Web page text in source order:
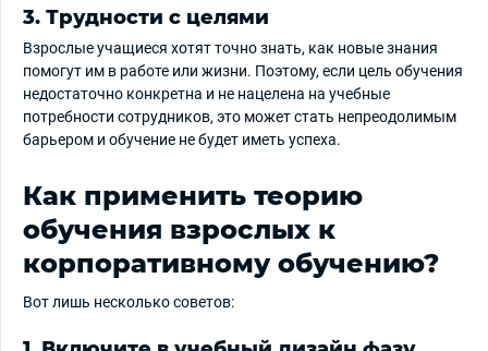
3. Трудности с целями
Взрослые учащиеся хотят точно знать, как новые знания
помогут им в работе или жизни. Поэтому, если цель обучения
недостаточно конкретна и не нацелена на учебные
потребности сотрудников, это может стать непреодолимым
барьером и обучение не будет иметь успеха.
Как применить теорию
обучения взрослых к
корпоративному обучению?
Вот лишь несколько советов: